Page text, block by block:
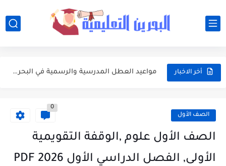
أخر الاخبار
أفضل النصائح لإدارة ميزانية الأسرة عند شراء مستلزمات المدرسة
مواعيد العطل المدرسية والرسمية في البحرين خلال العام الدراسي 2026-2027
مواعيد بداية ونهاية الفصول الدراسية في البحرين للعام الدراسي 2026-2027
تعبير: فضل العشر الأوائل من ذي الحجة واغتنامها بالطاعات
الصف الأول
0
الصف الأول علوم ,الوقفة التقويمية
الأولى, الفصل الدراسي الأول 2026 PDF